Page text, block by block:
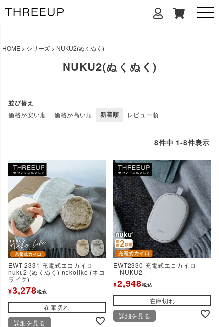
HOME シリーズ NUKU2(ぬくぬく)
NUKU2(ぬくぬく)
並び替え
価格が安い順 価格が高い順 新着順 レビュー順
8件中 1-8件表示
EWT-2331 充電式エコカイロ
nuku2 (ぬくぬく) nekolike (ネコ
ライク)
¥3,278税込
在庫切れ
詳細を見る
EWT2330 充電式エコカイロ
「NUKU2」
¥2,948税込
在庫切れ
詳細を見る